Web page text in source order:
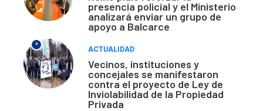
presencia policial y el Ministerio
analizará enviar un grupo de
apoyo a Balcarce
*
ACTUALIDAD
Vecinos, instituciones y
concejales se manifestaron
contra el proyecto de Ley de
Inviolabilidad de la Propiedad
Privada